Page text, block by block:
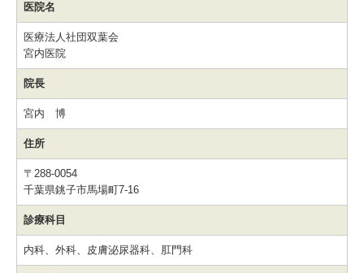
医院名
医療法人社団双葉会
宮内医院
院長
宮内 博
住所
〒288-0054
千葉県銚子市馬場町7-16
診療科目
内科、外科、皮膚泌尿器科、肛門科